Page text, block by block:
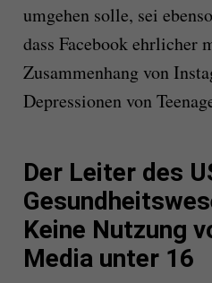
umgehen solle, sei
dass Facebook ehrlicher
Zusammenhang von
Depressionen von
Der Leiter des
Keine Nutzung
Media unter 16